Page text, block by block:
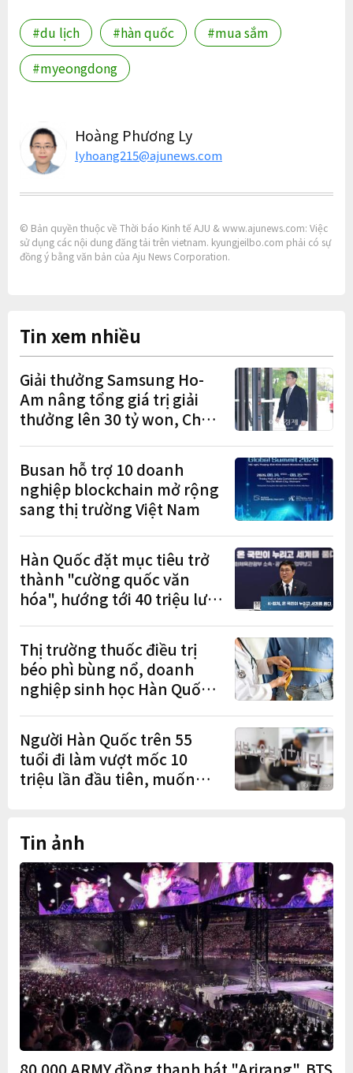
#du lịch #hàn quốc
#mua sắm
#myeongdong
Hoàng Phương Ly
lyhoang215@ajunews.com
© Bản quyền thuộc về Thời báo Kinh tế AJU & www.ajunews.com: Việc
sử dụng các nội dung đăng tải trên vietnam. kyungjeilbo.com phải có sự
đồng ý bằng văn bản của Aju News Corporation.
Tin xem nhiều
Giải thưởng Samsung Ho-
Am nâng tổng giá trị giải
thưởng lên 30 tỷ won, Chủ
lễ trao giải năm thứ 5 liên
tiếp
Busan hỗ trợ 10 doanh
nghiệp blockchain mở rộng
sang thị trường Việt Nam
Hàn Quốc đặt mục tiêu trở
thành "cường quốc văn
hóa", hướng tới 40 triệu lượt
Thị trường thuốc điều trị
béo phì bùng nổ, doanh
nghiệp sinh học Hàn Quốc
mở rộng sản xuất
Người Hàn Quốc trên 55
tuổi đi làm vượt mốc 10
triệu lần đầu tiên, muốn
Tin ảnh
80.000 ARMY đồng thanh hát "Arirang", BTS